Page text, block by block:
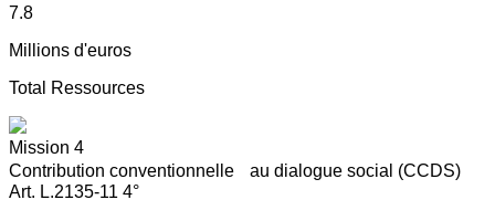
7.8
Millions d'euros
Total Ressources
Mission 4
Contribution conventionnelle au dialogue social (CCDS)
Art. L.2135-11 4°